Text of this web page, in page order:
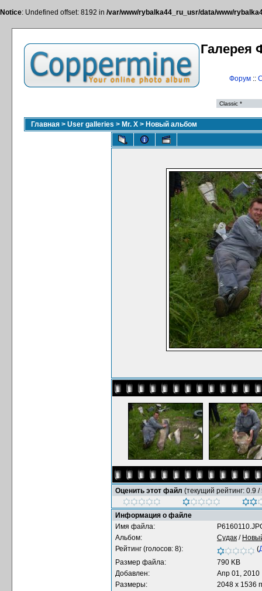
Notice: Undefined offset: 8192 in /var/www/rybalka44_ru_usr/data/www/
Галерея
Форум::
Главная > User galleries > Mr. X > Новый альбом
Оценить этот файл (текущий рейтинг: 0.9 /
Информация о файле
Имя файла:
Альбом:
Судак /
Рейтинг (голосов: 8):
(
Размер файла:
790 KB
Добавлен:
Апр 01, 2010
Размеры:
2048 x 1536